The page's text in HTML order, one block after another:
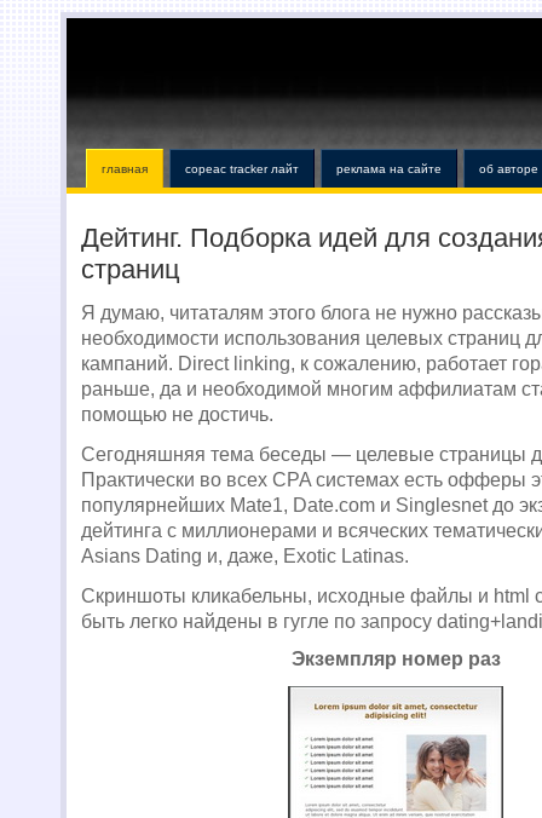
главная copeac tracker лайт реклама на сайте об авторе
Дейтинг. Подборка идей для
страниц
Я думаю, читаталям этого блога не нужно
необходимости использования целевых страниц
кампаний. Direct linking, к сожалению, работает
раньше, да и необходимой многим аффилиатам
помощью не достичь.
Сегодняшняя тема беседы — целевые страницы
Практически во всех CPA системах есть офферы
популярнейших Mate1, Date.com и Singlesnet до
дейтинга с миллионерами и всяческих
Asians Dating и, даже, Exotic Latinas.
Скриншоты кликабельны, исходные файлы и html
быть легко найдены в гугле по запросу
Экземпляр номер раз